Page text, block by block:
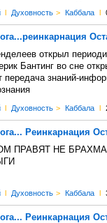
l Духовность > Каббала l
открыл
Бантинг во сне
передача знаний-
l Духовность > Каббала l
Реинкарнация
ПРАВЯТ НЕ
l Духовность > Каббала l
Реинкарнация